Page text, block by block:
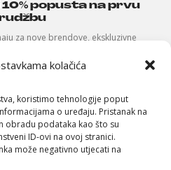
kolačića
koristimo tehnologije poput
o uređaju. Pristanak na
obradu podataka kao što su
ID-ovi na ovoj stranici.
može negativno utjecati na
popusta na prvu
za nove brendove, ekskluzivne
prvu kupnju.
Pošalji